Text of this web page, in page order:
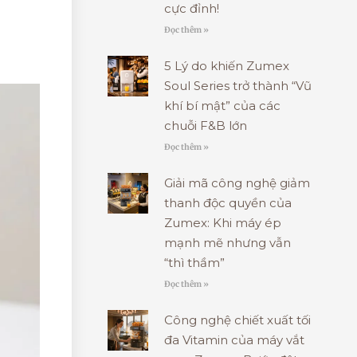
cực đỉnh!
Đọc thêm »
5 Lý do khiến Zumex
Soul Series trở thành “Vũ
khí bí mật” của các
chuỗi F&B lớn
Đọc thêm »
Giải mã công nghệ giảm
thanh độc quyền của
Zumex: Khi máy ép
mạnh mẽ nhưng vẫn
“thì thầm”
Đọc thêm »
Công nghệ chiết xuất tối
đa Vitamin của máy vắt